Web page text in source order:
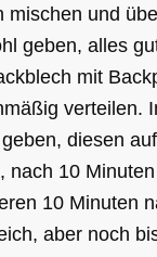
mischen und
geben, alles
mit
verteilen.
diesen
nach 10
10 Minuten
aber noch